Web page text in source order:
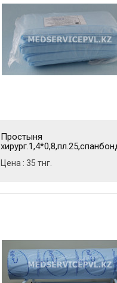
Простыня
Цена : 35 тнг.